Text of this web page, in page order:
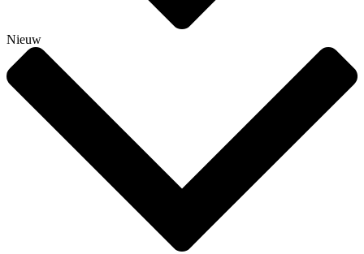
Nieuw